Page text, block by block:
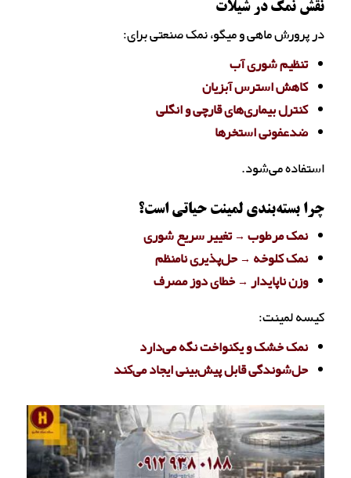
نقش نمک در شیلات
در پرورش ماهی و میگو، نمک صنعتی برای:
تنظیم شوری آب
کاهش استرس آبزیان
کنترل بیماری‌های قارچی و انگلی
ضدعفونی استخرها
استفاده می‌شود.
چرا بسته‌بندی لمینت حیاتی است؟
نمک مرطوب → تغییر سریع شوری
نمک کلوخه → حل‌پذیری نامنظم
وزن ناپایدار → خطای دوز مصرف
کیسه لمینت:
نمک خشک و یکنواخت نگه می‌دارد
حل‌شوندگی قابل پیش‌بینی ایجاد می‌کند